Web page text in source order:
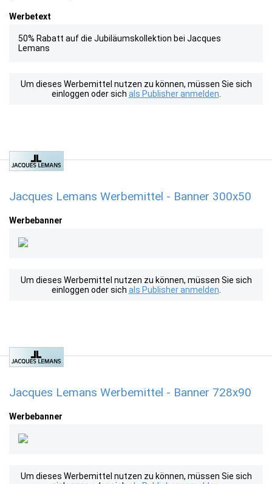
Werbetext
50% Rabatt auf die Jubiläumskollektion bei Jacques
Lemans
Um dieses Werbemittel nutzen zu können, müssen Sie sich
einloggen oder sich als Publisher anmelden
Jacques Lemans Werbemittel - Banner 300x50
Werbebanner
Um dieses Werbemittel nutzen zu können, müssen Sie sich
einloggen oder sich als Publisher anmelden
Jacques Lemans Werbemittel - Banner 728x90
Werbebanner
Um dieses Werbemittel nutzen zu können, müssen Sie sich